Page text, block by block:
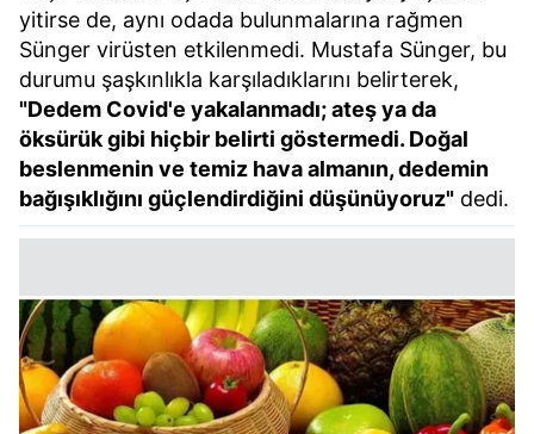
yitirse de, aynı odada bulunmalarına rağmen
Sünger virüsten etkilenmedi. Mustafa Sünger, bu
durumu şaşkınlıkla karşıladıklarını belirterek,
"Dedem Covid'e yakalanmadı; ateş ya da
öksürük gibi hiçbir belirti göstermedi. Doğal
beslenmenin ve temiz hava almanın, dedemin
bağışıklığını güçlendirdiğini düşünüyoruz" dedi.